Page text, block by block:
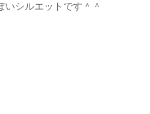
いシルエットです＾＾